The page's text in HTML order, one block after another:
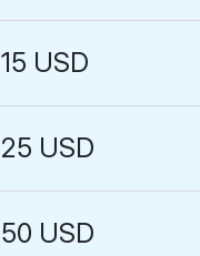
15 USD
25 USD
50 USD